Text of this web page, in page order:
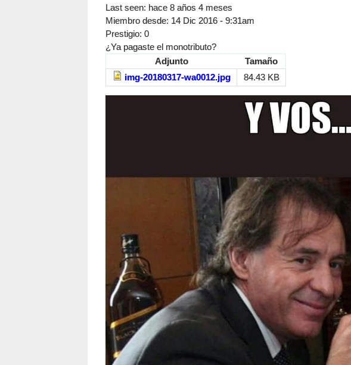
Last seen: hace 8 años 4 meses
Miembro desde: 14 Dic 2016 - 9:31am
Prestigio: 0
¿Ya pagaste el monotributo?
Adjunto
Tamaño
img-20180317-wa0012.jpg
84.43 KB